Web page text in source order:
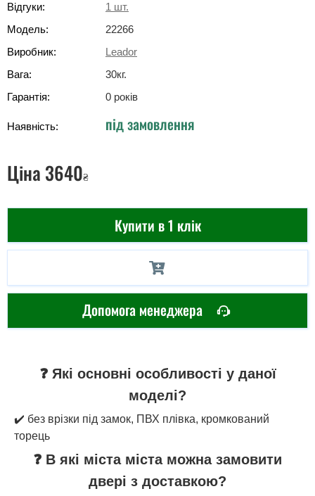
Відгуки:
1 шт.
Модель:
22266
Виробник:
Leador
Вага:
30кг.
Гарантія:
0 років
Наявність: під замовлення
Ціна 3640₴
Купити в 1 клік
Допомога менеджера
❓ Які основні особливості у даної
моделі?
✔️ без врізки під замок, ПВХ плівка, кромкований
торець
❓ В які міста міста можна замовити
двері з доставкою?